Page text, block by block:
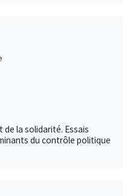
de la solidarité. Essais
du contrôle politique